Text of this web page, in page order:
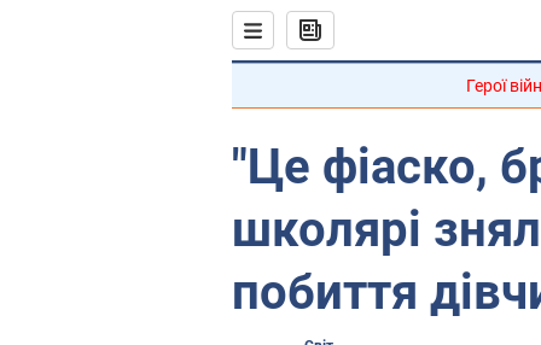
Герої
"Це фіаско,
школярі
побиття